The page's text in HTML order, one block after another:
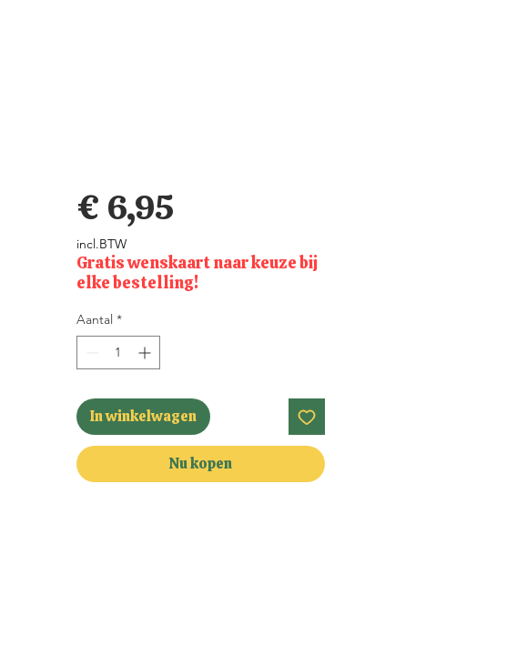
€ 6,95Prijs
incl.BTW
Gratis wenskaart naar keuze bij
elke bestelling!
Aantal *
In winkelwagen
Nu kopen